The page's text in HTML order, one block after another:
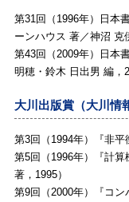
第31回（1996年）日本
ーンハウス 著／神沼 克
第43回（2009年）日本
明穂・鈴木 日出男 編，
大川出版賞（大川情
第3回（1994年）『非平
第5回（1996年）『計算
著，1995）
第9回（2000年）『 コン